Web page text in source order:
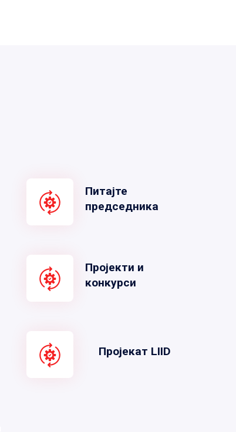
Питајте
председника
Пројекти и
конкурси
Пројекат LIID